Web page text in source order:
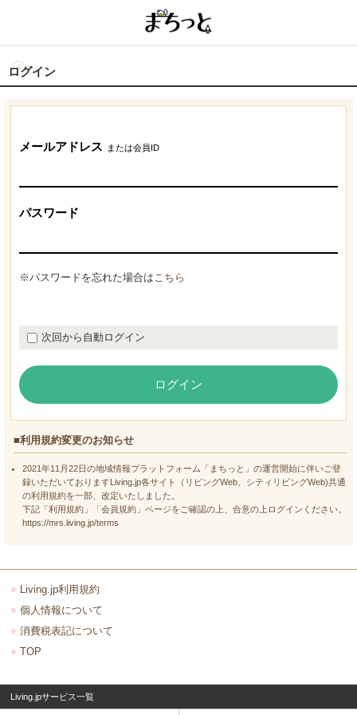
ログイン
メールアドレス または会員ID
パスワード
※パスワードを忘れた場合はこちら
次回から自動ログイン
ログイン
■利用規約変更のお知らせ
2021年11月22日の地域情報プラットフォーム「まちっと」の運営開始に伴いご登
録いただいておりますLiving.jp各サイト（リビングWeb、シティリビングWeb)共通
の利用規約を一部、改定いたしました。
下記「利用規約」「会員規約」ページをご確認の上、合意の上ログインください。
https://mrs.living.jp/terms
Living.jp利用規約
個人情報について
消費税表記について
TOP
Living.jpサービス一覧